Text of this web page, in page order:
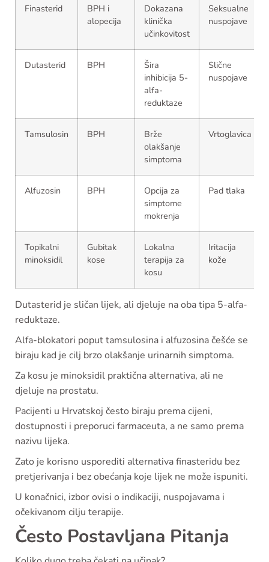
Finasterid
BPH i
alopecija
Dokazana
klinička
učinkovitost
Seksualne
nuspojave
Dutasterid BPH
Šira
inhibicija 5-
alfa-
reduktaze
Slične
nuspojave
Tamsulosin BPH
Brže
olakšanje
simptoma
Vrtoglavica
Alfuzosin BPH
Opcija za
simptome
mokrenja
Pad tlaka
Topikalni
minoksidil
Gubitak
kose
Lokalna
terapija za
kosu
Iritacija
kože
Dutasterid je sličan lijek, ali djeluje na oba tipa 5-alfa-
reduktaze.
Alfa-blokatori poput tamsulosina i alfuzosina češće se
biraju kad je cilj brzo olakšanje urinarnih simptoma.
Za kosu je minoksidil praktična alternativa, ali ne
djeluje na prostatu.
Pacijenti u Hrvatskoj često biraju prema cijeni,
dostupnosti i preporuci farmaceuta, a ne samo prema
nazivu lijeka.
Zato je korisno usporediti alternativa finasteridu bez
pretjerivanja i bez obećanja koje lijek ne može ispuniti.
U konačnici, izbor ovisi o indikaciji, nuspojavama i
očekivanom cilju terapije.
Često Postavljana Pitanja